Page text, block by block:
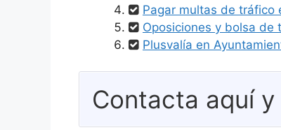
Pagar multas de tráfico
Oposiciones y bolsa de
Plusvalía en
Contacta aquí